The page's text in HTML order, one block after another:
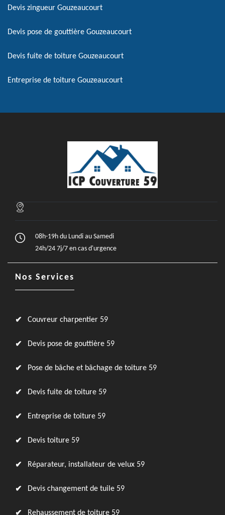
Devis zingueur Gouzeaucourt
Devis pose de gouttière Gouzeaucourt
Devis fuite de toiture Gouzeaucourt
Entreprise de toiture Gouzeaucourt
08h-19h du Lundi au Samedi
24h/24 7j/7 en cas d'urgence
Nos Services
Couvreur charpentier 59
Devis pose de gouttière 59
Pose de bâche et bâchage de toiture 59
Devis fuite de toiture 59
Entreprise de toiture 59
Devis toiture 59
Réparateur, installateur de velux 59
Devis changement de tuile 59
Rehaussement de toiture 59